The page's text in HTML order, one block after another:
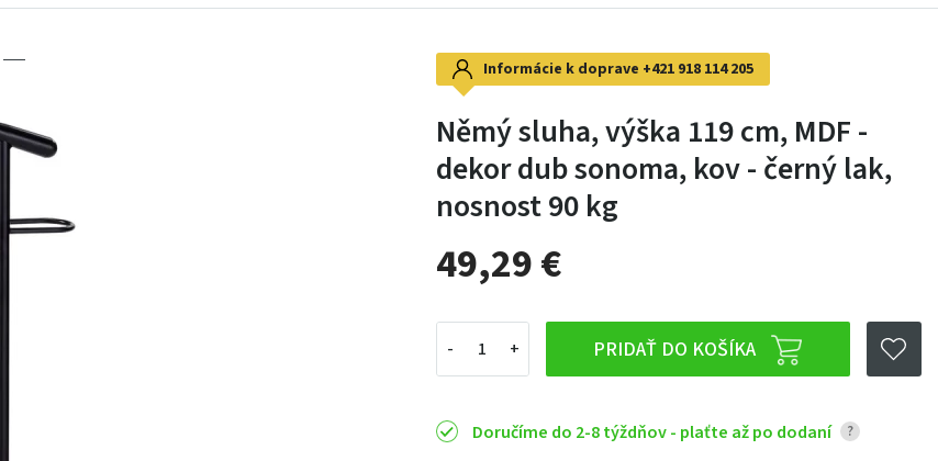
Informácie k doprave +421 918 114 205
Němý sluha, výška 119 cm, MDF -
dekor dub sonoma, kov - černý lak,
nosnost 90 kg
49,29 €
PRIDAŤ DO KOŠÍKA
Doručíme do 2-8 týždňov - plaťte až po dodaní ?